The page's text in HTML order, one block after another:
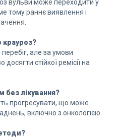
вульви може переходити у
тому раннє виявлення і
крауроз?
але за умови
стійкої ремісії на
лікування?
прогресувати, що може
включно з онкологією.